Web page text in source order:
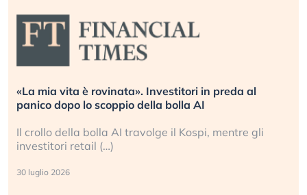
«La mia vita è rovinata». Investitori in preda al
panico dopo lo scoppio della bolla AI
Il crollo della bolla AI travolge il Kospi, mentre gli
investitori retail (…)
30 luglio 2026